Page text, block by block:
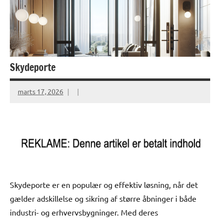
Skydeporte
marts 17, 2026
Skydeporte er en populær og effektiv løsning, når det
gælder adskillelse og sikring af større åbninger i både
industri- og erhvervsbygninger. Med deres